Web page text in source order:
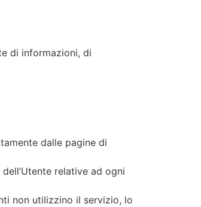
di informazioni, di
dalle pagine di
relative ad ogni
non utilizzino il servizio, lo